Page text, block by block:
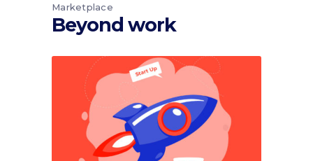
Marketplace
Beyond work